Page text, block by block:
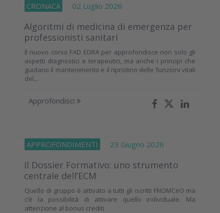
CRONACA 02 Luglio 2026
Algoritmi di medicina di emergenza per
professionisti sanitari
Il nuovo corso FAD EDRA per approfondisce non solo gli
aspetti diagnostici e terapeutici, ma anche i principi che
guidano il mantenimento e il ripristino delle funzioni vitali
del...
Approfondisci
APPROFONDIMENTI 23 Giugno 2026
Il Dossier Formativo: uno strumento
centrale dell’ECM
Quello di gruppo è attivato a tutti gli iscritti FNOMCeO ma
c’è la possibilità di attivare quello individuale. Ma
attenzione al bonus crediti